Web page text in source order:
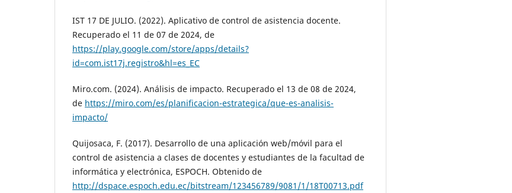
IST 17 DE JULIO. (2022). Aplicativo de control de asistencia docente.
Recuperado el 11 de 07 de 2024, de
https://play.google.com/store/apps/details?
id=com.ist17j.registro&hl=es_EC
Miro.com. (2024). Análisis de impacto. Recuperado el 13 de 08 de 2024,
de https://miro.com/es/planificacion-estrategica/que-es-analisis-
impacto/
Quijosaca, F. (2017). Desarrollo de una aplicación web/móvil para el
control de asistencia a clases de docentes y estudiantes de la facultad de
informática y electrónica, ESPOCH. Obtenido de
http://dspace.espoch.edu.ec/bitstream/123456789/9081/1/18T00713.pdf